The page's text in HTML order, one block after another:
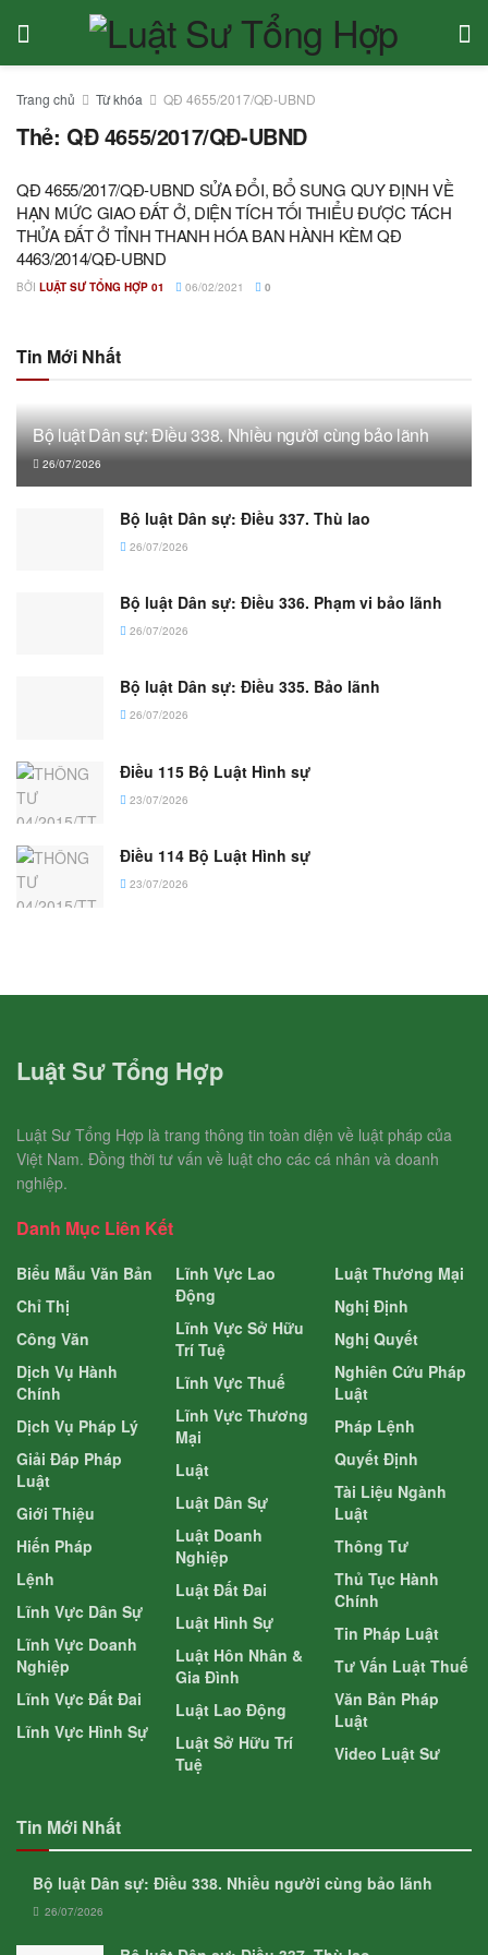
Trang chủ Từ khóa QĐ 4655/2017/QĐ-UBND
Thẻ: QĐ 4655/2017/QĐ-UBND
QĐ 4655/2017/QĐ-UBND SỬA ĐỔI, BỔ SUNG QUY ĐỊNH VỀ
HẠN MỨC GIAO ĐẤT Ở, DIỆN TÍCH TỐI THIỂU ĐƯỢC TÁCH
THỬA ĐẤT Ở TỈNH THANH HÓA BAN HÀNH KÈM QĐ
4463/2014/QĐ-UBND
BỞI LUẬT SƯ TỔNG HỢP 01 06/02/2021 0
Tin Mới Nhất
Bộ luật Dân sự: Điều 338. Nhiều người cùng bảo lãnh
26/07/2026
Bộ luật Dân sự: Điều 337. Thù lao
26/07/2026
Bộ luật Dân sự: Điều 336. Phạm vi bảo lãnh
26/07/2026
Bộ luật Dân sự: Điều 335. Bảo lãnh
26/07/2026
Điều 115 Bộ Luật Hình sự
23/07/2026
Điều 114 Bộ Luật Hình sự
23/07/2026
Luật Sư Tổng Hợp
Luật Sư Tổng Hợp là trang thông tin toàn diện về luật pháp của
Việt Nam. Đồng thời tư vấn về luật cho các cá nhân và doanh
nghiệp.
Danh Mục Liên Kết
Biểu Mẫu Văn Bản
Chỉ Thị
Công Văn
Dịch Vụ Hành
Chính
Dịch Vụ Pháp Lý
Giải Đáp Pháp
Luật
Giới Thiệu
Hiến Pháp
Lệnh
Lĩnh Vực Dân Sự
Lĩnh Vực Doanh
Nghiệp
Lĩnh Vực Đất Đai
Lĩnh Vực Hình Sự
Lĩnh Vực Lao
Động
Lĩnh Vực Sở Hữu
Trí Tuệ
Lĩnh Vực Thuế
Lĩnh Vực Thương
Mại
Luật
Luật Dân Sự
Luật Doanh
Nghiệp
Luật Đất Đai
Luật Hình Sự
Luật Hôn Nhân &
Gia Đình
Luật Lao Động
Luật Sở Hữu Trí
Tuệ
Luật Thương Mại
Nghị Định
Nghị Quyết
Nghiên Cứu Pháp
Luật
Pháp Lệnh
Quyết Định
Tài Liệu Ngành
Luật
Thông Tư
Thủ Tục Hành
Chính
Tin Pháp Luật
Tư Vấn Luật Thuế
Văn Bản Pháp
Luật
Video Luật Sư
Tin Mới Nhất
Bộ luật Dân sự: Điều 338. Nhiều người cùng bảo lãnh
26/07/2026